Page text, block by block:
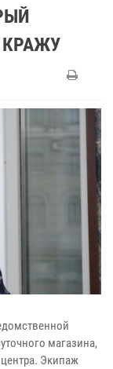
КРАЖУ
магазина,
Экипаж